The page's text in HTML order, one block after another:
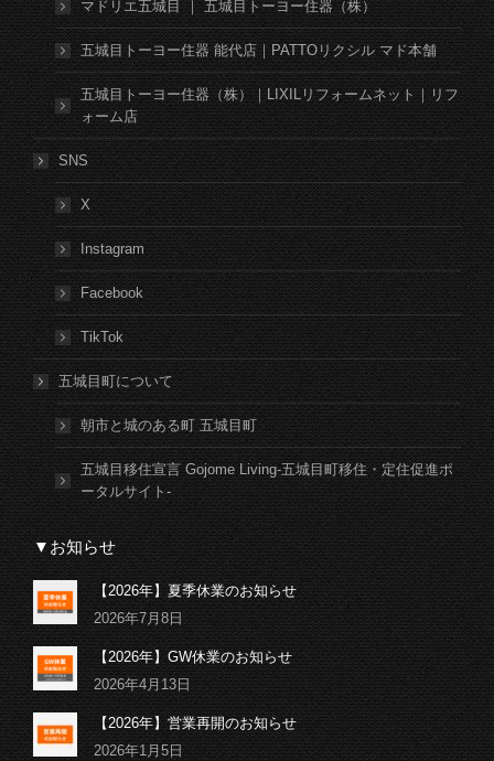
マドリエ五城目 ｜ 五城目トーヨー住器（株）
五城目トーヨー住器 能代店｜PATTOリクシル マド本舗
五城目トーヨー住器（株）｜LIXILリフォームネット｜リフ
ォーム店
SNS
X
Instagram
Facebook
TikTok
五城目町について
朝市と城のある町 五城目町
五城目移住宣言 Gojome Living-五城目町移住・定住促進ポ
ータルサイト-
▼お知らせ
【2026年】夏季休業のお知らせ
2026年7月8日
【2026年】GW休業のお知らせ
2026年4月13日
【2026年】営業再開のお知らせ
2026年1月5日